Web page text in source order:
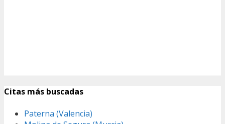
Citas más buscadas
Paterna (Valencia)